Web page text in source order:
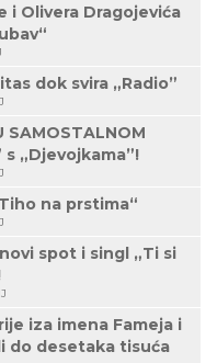
i Olivera Dragojevića
dok svira „Radio”
SAMOSTALNOM
s „Djevojkama”!
na prstima“
spot i singl „Ti si
iza imena Fameja i
do desetaka tisuća